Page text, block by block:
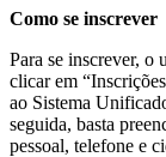
Como se inscrever
Para se inscrever, o
clicar em
ao Sistema
seguida, basta
pessoal, telefone e